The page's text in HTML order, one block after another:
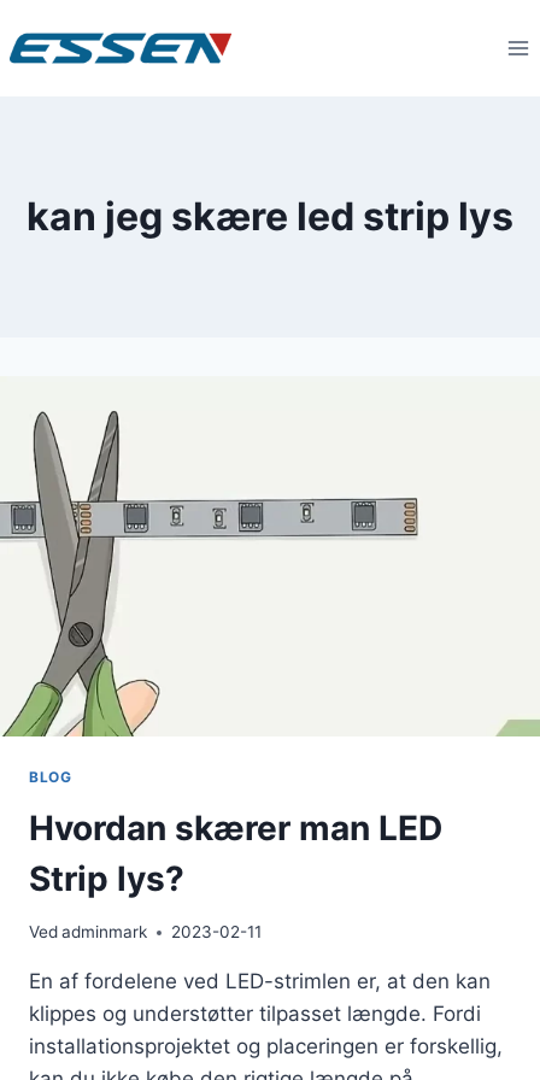
kan jeg skære led strip lys
BLOG
Hvordan skærer man LED
Strip lys?
Vedadminmark 2023-02-11
En af fordelene ved LED-strimlen er, at den kan
klippes og understøtter tilpasset længde. Fordi
installationsprojektet og placeringen er forskellig,